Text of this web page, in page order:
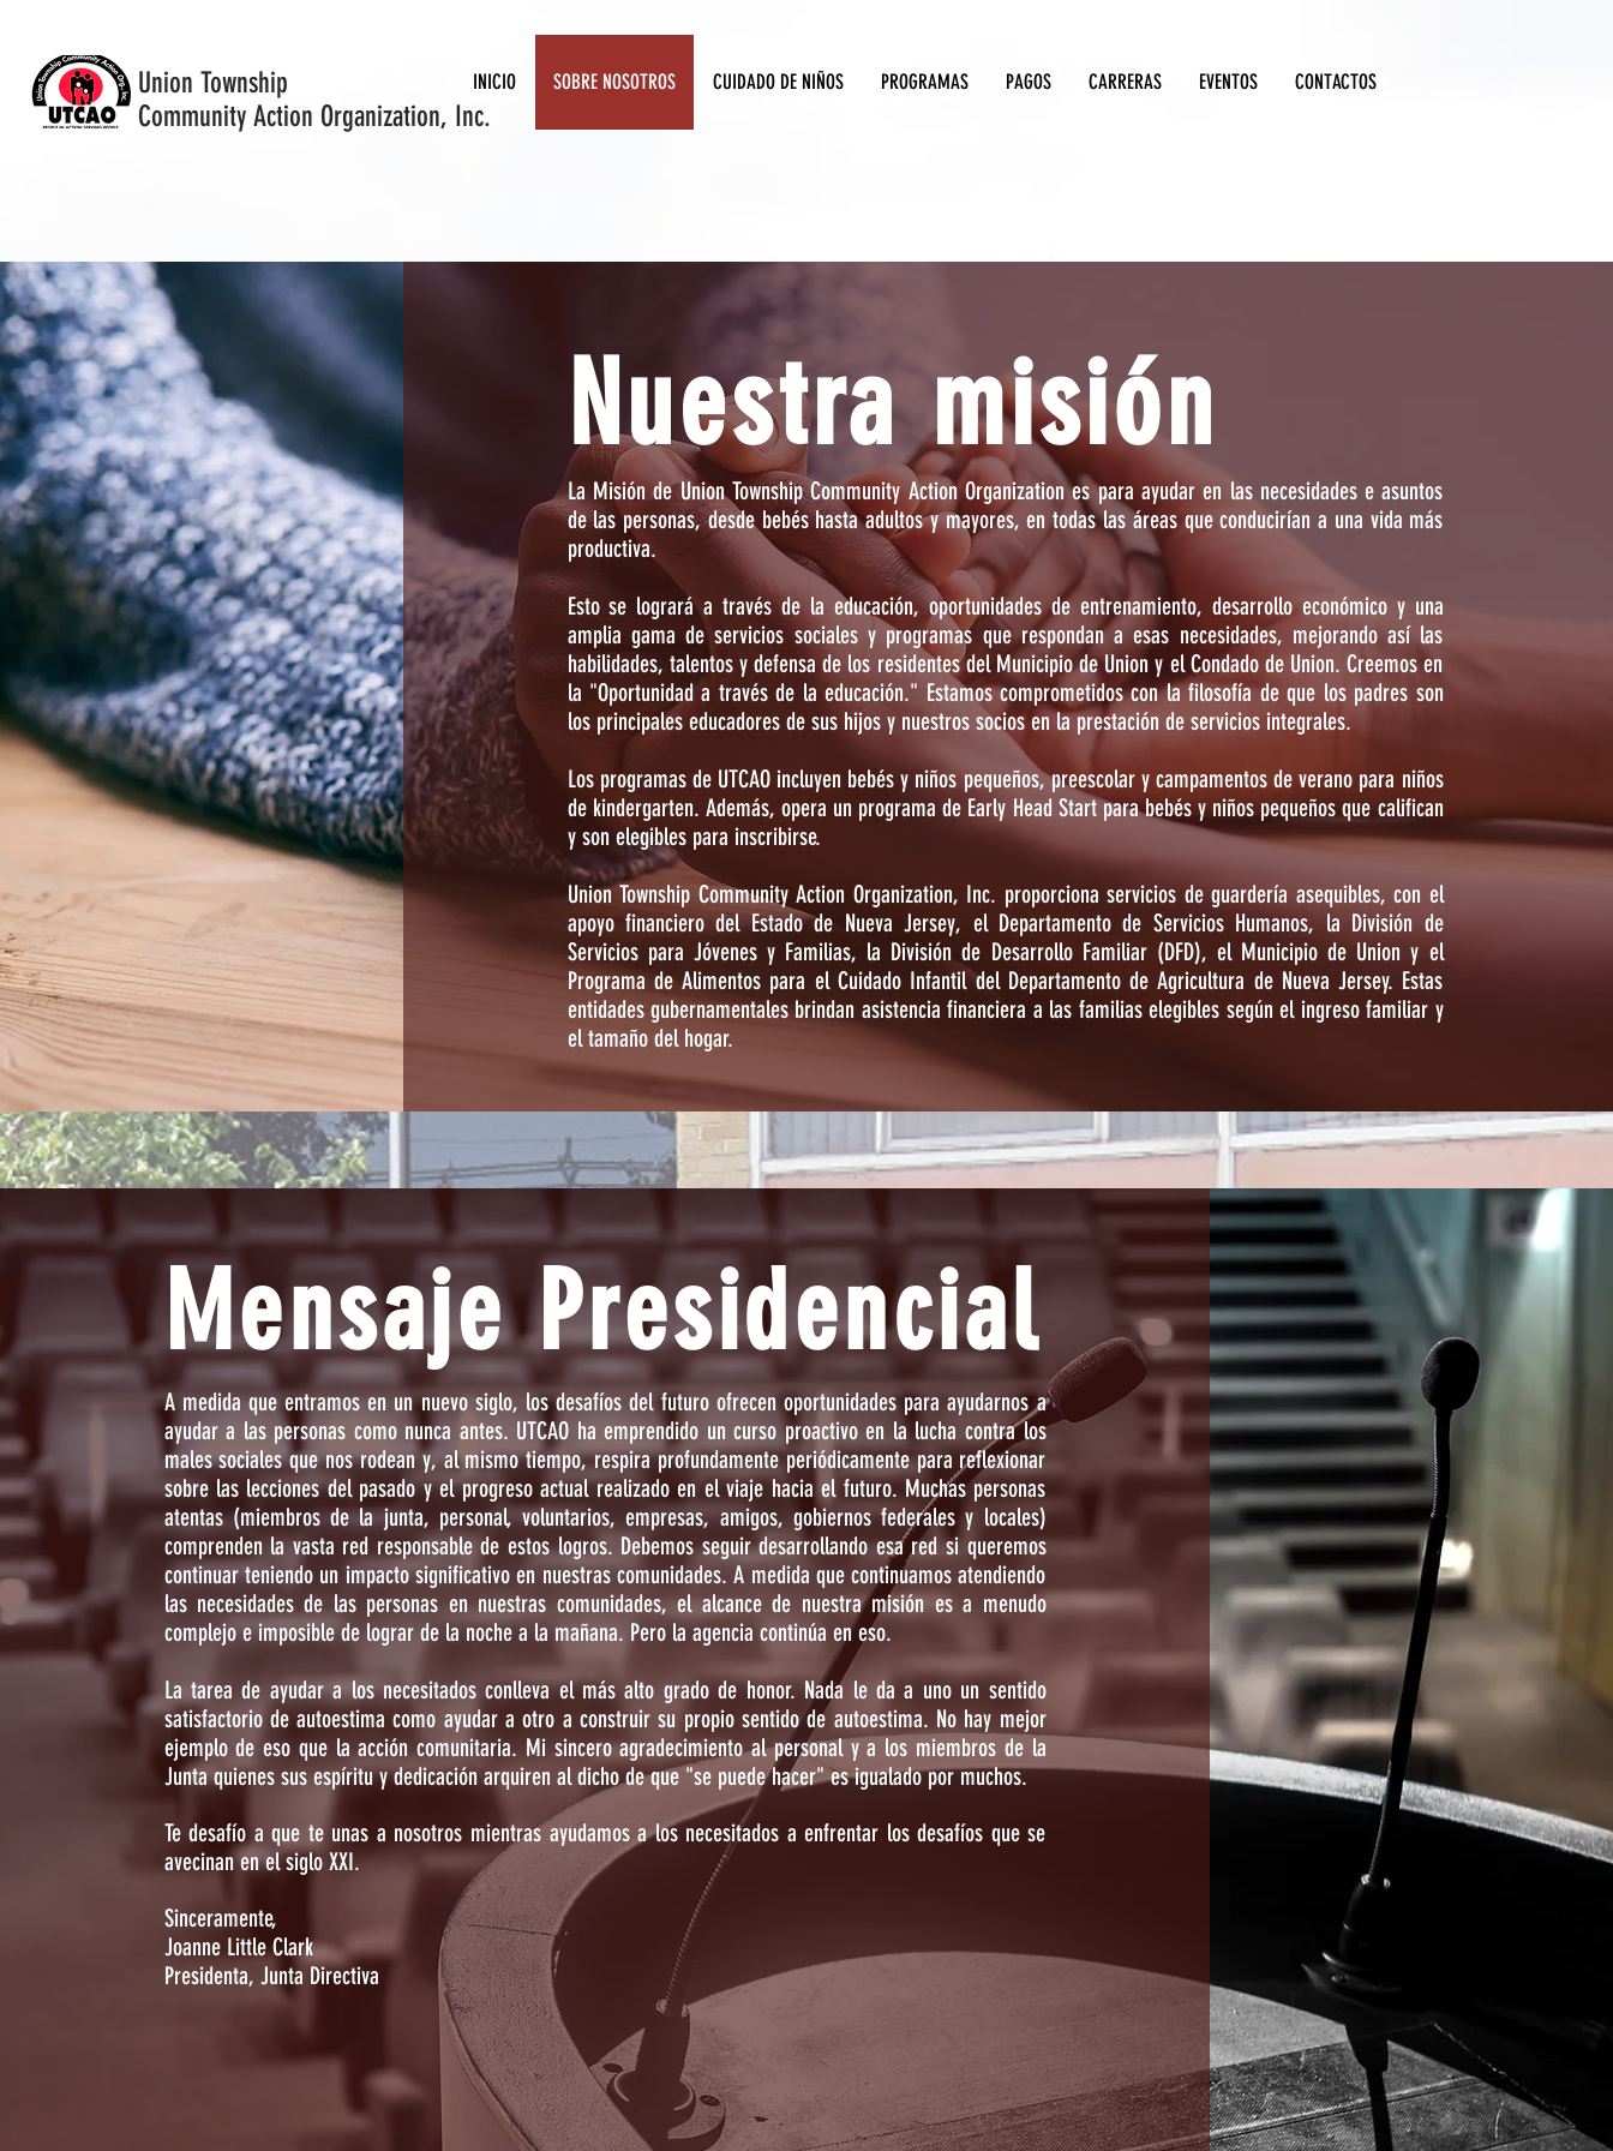
Union Township
Community Action Organization, Inc.
INICIO SOBRE NOSOTROS CUIDADO DE NIÑOS PROGRAMAS PAGOS CARRERAS EVENTOS CONTACTOS
Nuestra misión
La Misión de Union Township Community Action Organization es para ayudar en las necesidades e asuntos
de las personas, desde bebés hasta adultos y mayores, en todas las áreas que conducirían a una vida más
productiva.
Esto se logrará a través de la educación, oportunidades de entrenamiento, desarrollo económico y una
amplia gama de servicios sociales y programas que respondan a esas necesidades, mejorando así las
habilidades, talentos y defensa de los residentes del Municipio de Union y el Condado de Union. Creemos en
la "Oportunidad a través de la educación." Estamos comprometidos con la filosofía de que los padres son
los principales educadores de sus hijos y nuestros socios en la prestación de servicios integrales.
Los programas de UTCAO incluyen bebés y niños pequeños, preescolar y campamentos de verano para niños
de kindergarten. Además, opera un programa de Early Head Start para bebés y niños pequeños que califican
y son elegibles para inscribirse.
Union Township Community Action Organization, Inc. proporciona servicios de guardería asequibles, con el
apoyo financiero del Estado de Nueva Jersey, el Departamento de Servicios Humanos, la División de
Servicios para Jóvenes y Familias, la División de Desarrollo Familiar (DFD), el Municipio de Union y el
Programa de Alimentos para el Cuidado Infantil del Departamento de Agricultura de Nueva Jersey. Estas
entidades gubernamentales brindan asistencia financiera a las familias elegibles según el ingreso familiar y
el tamaño del hogar.
Mensaje Presidencial
A medida que entramos en un nuevo siglo, los desafíos del futuro ofrecen oportunidades para ayudarnos a
ayudar a las personas como nunca antes. UTCAO ha emprendido un curso proactivo en la lucha contra los
males sociales que nos rodean y, al mismo tiempo, respira profundamente periódicamente para reflexionar
sobre las lecciones del pasado y el progreso actual realizado en el viaje hacia el futuro. Muchas personas
atentas (miembros de la junta, personal, voluntarios, empresas, amigos, gobiernos federales y locales)
comprenden la vasta red responsable de estos logros. Debemos seguir desarrollando esa red si queremos
continuar teniendo un impacto significativo en nuestras comunidades. A medida que continuamos atendiendo
las necesidades de las personas en nuestras comunidades, el alcance de nuestra misión es a menudo
complejo e imposible de lograr de la noche a la mañana. Pero la agencia continúa en eso.
La tarea de ayudar a los necesitados conlleva el más alto grado de honor. Nada le da a uno un sentido
satisfactorio de autoestima como ayudar a otro a construir su propio sentido de autoestima. No hay mejor
ejemplo de eso que la acción comunitaria. Mi sincero agradecimiento al personal y a los miembros de la
Junta quienes sus espíritu y dedicación arquiren al dicho de que "se puede hacer" es igualado por muchos.
Te desafío a que te unas a nosotros mientras ayudamos a los necesitados a enfrentar los desafíos que se
avecinan en el siglo XXI.
Sinceramente,
Joanne Little Clark
Presidenta, Junta Directiva